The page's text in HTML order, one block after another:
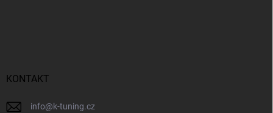
KONTAKT
info@k-tuning.cz